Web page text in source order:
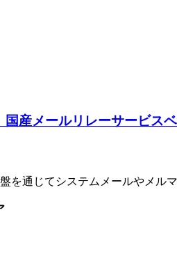
国産メールリレーサービス
を通じてシステムメールやメル